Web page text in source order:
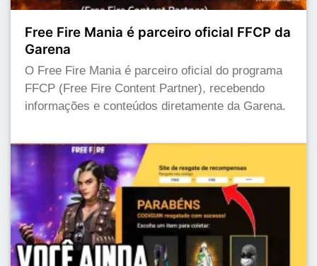
Free Fire Mania é parceiro oficial FFCP da
Garena
O Free Fire Mania é parceiro oficial do programa
FFCP (Free Fire Content Partner), recebendo
informações e conteúdos diretamente da Garena.